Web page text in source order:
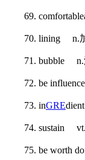
69.
70. lining n.加
71. bubble n.
72. be
73. inGRE
74. sustain vt.
75. be worth